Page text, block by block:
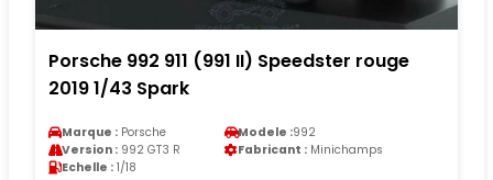
Porsche 992 911 (991 II) Speedster rouge
2019 1/43 Spark
Marque : Porsche Modele :992
Version : 992 GT3 R Fabricant : Minichamps
Echelle : 1/18